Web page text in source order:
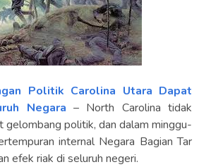
Politik Carolina Utara Dapat
Negara – North Carolina tidak
gelombang politik, dan dalam minggu-
internal Negara Bagian Tar
efek riak di seluruh negeri.